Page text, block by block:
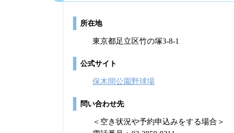
所在地
東京都足立区竹の塚3-8-1
公式サイト
保木間公園野球場
問い合わせ先
＜空き状況や予約申込みをする場合＞